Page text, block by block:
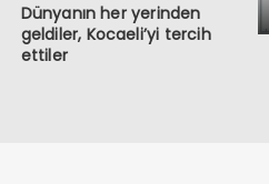
Dünyanın her yerinden
geldiler, Kocaeli’yi tercih
ettiler